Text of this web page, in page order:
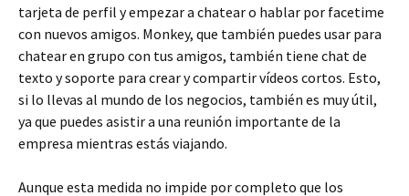
tarjeta de perfil y empezar a chatear o hablar por facetime
con nuevos amigos. Monkey, que también puedes usar para
chatear en grupo con tus amigos, también tiene chat de
texto y soporte para crear y compartir vídeos cortos. Esto,
si lo llevas al mundo de los negocios, también es muy útil,
ya que puedes asistir a una reunión importante de la
empresa mientras estás viajando.
Aunque esta medida no impide por completo que los